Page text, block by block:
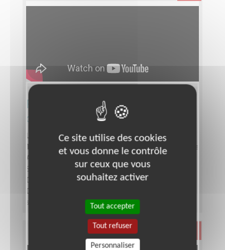
Responsable départemental
d’équipe bénévole Téléthon
Lieu :
SEINE-SAINT-DENIS (93)
Responsable associatif, Coordinateur d'équipe
Association :
Saint-Denis
Date :
Tout le temps
Disponibilité demandée :
semaine, selon période de l'année
Ce site utilise des cookies
et vous donne le contrôle
sur ceux que vous
souhaitez activer
Tout accepter
Tout refuser
Personnaliser